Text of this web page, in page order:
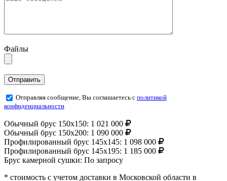
Файлы
Отправляя сообщение, Вы соглашаетесь с политикой
конфиденциальности
Обычный брус 150х150: 1 021 000
Обычный брус 150х200: 1 090 000
Профилированный брус 145х145: 1 098 000
Профилированный брус 145х195: 1 185 000
Брус камерной сушки: По запросу
* стоимость с учетом доставки в Московской области в